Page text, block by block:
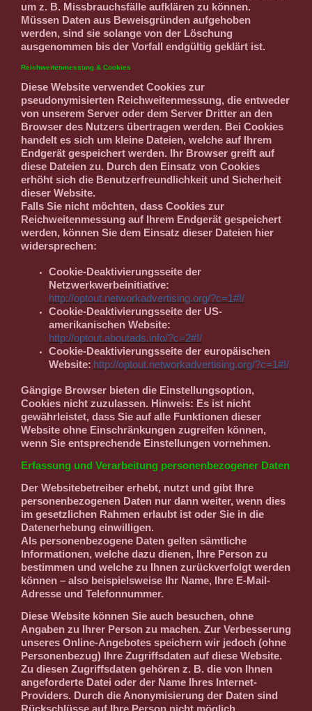
um z. B. Missbrauchsfälle aufklären zu können.
Müssen Daten aus Beweisgründen aufgehoben
werden, sind sie solange von der Löschung
ausgenommen bis der Vorfall endgültig geklärt ist.
Reichweitenmessung & Cookies
Diese Website verwendet Cookies zur
pseudonymisierten Reichweitenmessung, die entweder
von unserem Server oder dem Server Dritter an den
Browser des Nutzers übertragen werden. Bei Cookies
handelt es sich um kleine Dateien, welche auf Ihrem
Endgerät gespeichert werden. Ihr Browser greift auf
diese Dateien zu. Durch den Einsatz von Cookies
erhöht sich die Benutzerfreundlichkeit und Sicherheit
dieser Website.
Falls Sie nicht möchten, dass Cookies zur
Reichweitenmessung auf Ihrem Endgerät gespeichert
werden, können Sie dem Einsatz dieser Dateien hier
widersprechen:
Cookie-Deaktivierungsseite der
Netzwerkwerbeinitiative:
http://optout.networkadvertising.org/?c=1#!/
Cookie-Deaktivierungsseite der US-
amerikanischen Website:
http://optout.aboutads.info/?c=2#!/
Cookie-Deaktivierungsseite der europäischen
Website: http://optout.networkadvertising.org/?c=1#!/
Gängige Browser bieten die Einstellungsoption,
Cookies nicht zuzulassen. Hinweis: Es ist nicht
gewährleistet, dass Sie auf alle Funktionen dieser
Website ohne Einschränkungen zugreifen können,
wenn Sie entsprechende Einstellungen vornehmen.
Erfassung und Verarbeitung personenbezogener Daten
Der Websitebetreiber erhebt, nutzt und gibt Ihre
personenbezogenen Daten nur dann weiter, wenn dies
im gesetzlichen Rahmen erlaubt ist oder Sie in die
Datenerhebung einwilligen.
Als personenbezogene Daten gelten sämtliche
Informationen, welche dazu dienen, Ihre Person zu
bestimmen und welche zu Ihnen zurückverfolgt werden
können – also beispielsweise Ihr Name, Ihre E-Mail-
Adresse und Telefonnummer.
Diese Website können Sie auch besuchen, ohne
Angaben zu Ihrer Person zu machen. Zur Verbesserung
unseres Online-Angebotes speichern wir jedoch (ohne
Personenbezug) Ihre Zugriffsdaten auf diese Website.
Zu diesen Zugriffsdaten gehören z. B. die von Ihnen
angeforderte Datei oder der Name Ihres Internet-
Providers. Durch die Anonymisierung der Daten sind
Rückschlüsse auf Ihre Person nicht möglich.